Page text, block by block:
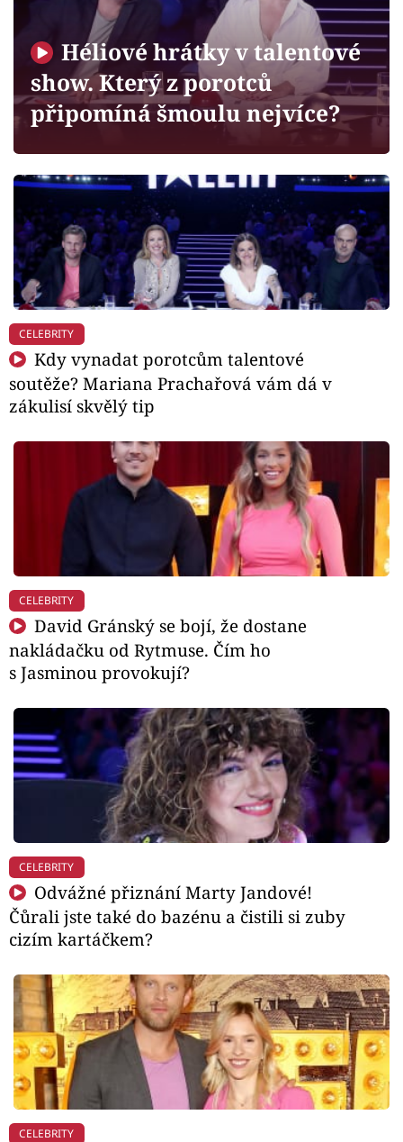
Sledujte prima+
Filmový festival Karlovy Vary
Mámy sobě
Přihlášení
Sledujte nás
Héliové hrátky v talentové
show. Který z porotců
připomíná šmoulu nejvíce?
CELEBRITY
Kdy vynadat porotcům talentové
soutěže? Mariana Prachařová vám dá v
zákulisí skvělý tip
CELEBRITY
David Gránský se bojí, že dostane
nakládačku od Rytmuse. Čím ho
s Jasminou provokují?
CELEBRITY
Odvážné přiznání Marty Jandové!
Čůrali jste také do bazénu a čistili si zuby
cizím kartáčkem?
CELEBRITY